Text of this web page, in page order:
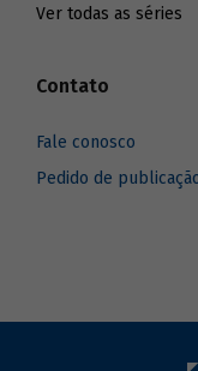
Ver todas as séries
Contato
Fale conosco
Pedido de